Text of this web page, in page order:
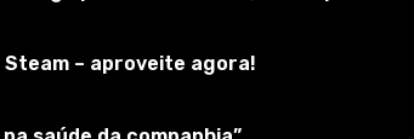
– aproveite agora!